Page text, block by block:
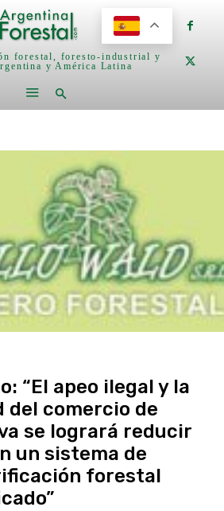
forestal, foresto-industrial y
y América Latina
“El apeo ilegal y la
del comercio de
se logrará reducir
un sistema de
forestal